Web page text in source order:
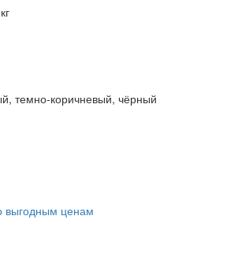
темно-коричневый, чёрный
выгодным ценам